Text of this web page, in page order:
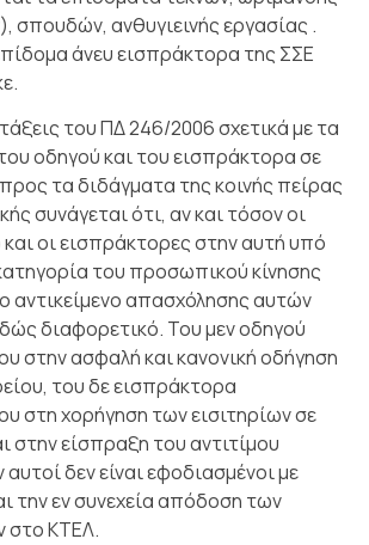
σπουδών, ανθυγιεινής εργασίας .
άνευ εισπράκτορα της ΣΣΕ
του ΠΔ 246/2006 σχετικά με τα
οδηγού και του εισπράκτορα σε
τα διδάγματα της κοινής πείρας
συνάγεται ότι, αν και τόσον οι
οι εισπράκτορες στην αυτή υπό
του προσωπικού κίνησης
αντικείμενο απασχόλησης αυτών
διαφορετικό. Του μεν οδηγού
στην ασφαλή και κανονική οδήγηση
του δε εισπράκτορα
στη χορήγηση των εισιτηρίων σε
στην είσπραξη του αντιτίμου
δεν είναι εφοδιασμένοι με
την εν συνεχεία απόδοση των
στο ΚΤΕΛ.